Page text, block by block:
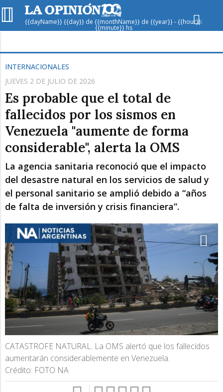
{{dayName}} {{day}} de {{monthName}} de {{year}} - {{hour}}:
{{minute}} hs
Humedad
Presión
Jue Vie Sáb
INTERNACIONALES
JUEVES 2 DE JULIO DE 2026
Es probable que el total de
fallecidos por los sismos en
Venezuela "aumente de forma
considerable", alerta la OMS
La agencia sanitaria reconoció que el impacto
del desastre natural en los servicios de salud y
el personal sanitario se amplió debido a “años
de falta de inversión y crisis financiera”.
CATASTROFE NATURAL. La OMS alertó que los fallecidos
aumentarán considerablemente en Venezuela.
Crédito: FOTO NA